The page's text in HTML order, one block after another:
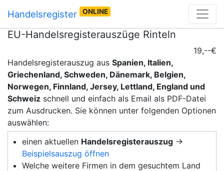
Handelsregister ONLINE
EU-Handelsregisterauszüge Rinteln
19,--€
Handelsregisterauszug aus Spanien, Italien,
Griechenland, Schweden, Dänemark, Belgien,
Norwegen, Finnland, Jersey, Lettland, England und
Schweiz schnell und einfach als Email als PDF-Datei
zum Ausdrucken. Sie können unter folgenden Optionen
auswählen:
einen aktuellen Handelsregisterauszug →
Beispielsauszug öffnen
Welche weitere Firmen in dem gesuchtem Land